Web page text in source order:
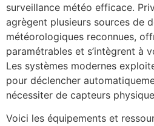
surveillance météo efficace.
agrègent plusieurs sources de
météorologiques reconnues,
paramétrables et s’intègrent à
Les systèmes modernes
pour déclencher
nécessiter de capteurs
Voici les équipements et